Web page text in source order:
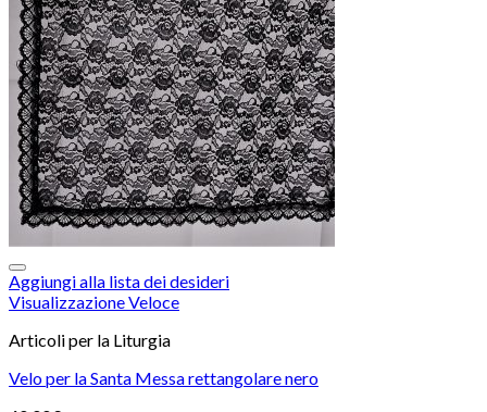
Aggiungi alla lista dei desideri
Visualizzazione Veloce
Articoli per la Liturgia
Velo per la Santa Messa rettangolare nero